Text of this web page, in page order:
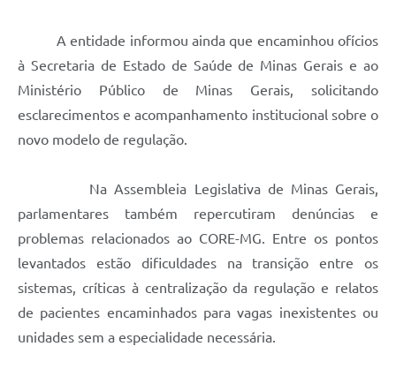
A entidade informou ainda que encaminhou ofícios
à Secretaria de Estado de Saúde de Minas Gerais e ao
Ministério Público de Minas Gerais, solicitando
esclarecimentos e acompanhamento institucional sobre o
novo modelo de regulação.
Na Assembleia Legislativa de Minas Gerais,
parlamentares também repercutiram denúncias e
problemas relacionados ao CORE-MG. Entre os pontos
levantados estão dificuldades na transição entre os
sistemas, críticas à centralização da regulação e relatos
de pacientes encaminhados para vagas inexistentes ou
unidades sem a especialidade necessária.